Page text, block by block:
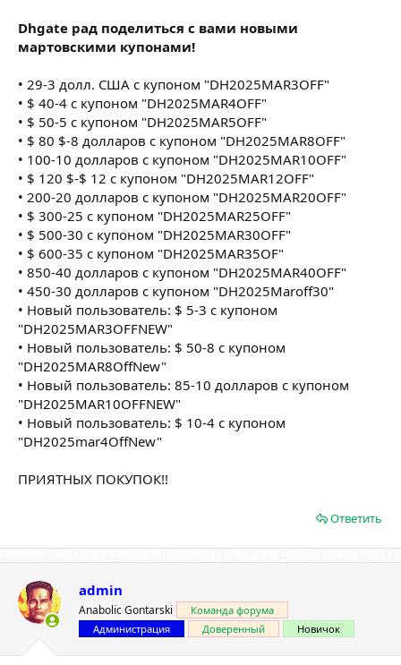
Dhgate рад поделиться с вами новыми
мартовскими купонами!
• 29-3 долл. США с купоном "DH2025MAR3OFF"
• $ 40-4 с купоном "DH2025MAR4OFF"
• $ 50-5 с купоном "DH2025MAR5OFF"
• $ 80 $-8 долларов с купоном "DH2025MAR8OFF"
• 100-10 долларов с купоном "DH2025MAR10OFF"
• $ 120 $-$ 12 с купоном "DH2025MAR12OFF"
• 200-20 долларов с купоном "DH2025MAR20OFF"
• $ 300-25 с купоном "DH2025MAR25OFF"
• $ 500-30 с купоном "DH2025MAR30OFF"
• $ 600-35 с купоном "DH2025MAR35OF"
• 850-40 долларов с купоном "DH2025MAR40OFF"
• 450-30 долларов с купоном "DH2025Maroff30"
• Новый пользователь: $ 5-3 с купоном
"DH2025MAR3OFFNEW"
• Новый пользователь: $ 50-8 с купоном
"DH2025MAR8OffNew"
• Новый пользователь: 85-10 долларов с купоном
"DH2025MAR10OFFNEW"
• Новый пользователь: $ 10-4 с купоном
"DH2025mar4OffNew"
ПРИЯТНЫХ ПОКУПОК!!
Ответить
admin
Anabolic Gontarski
Команда форума
Администрация
Доверенный Новичок